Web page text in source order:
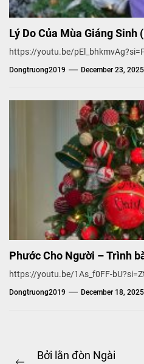
Lý Do Của Mùa Giáng Sinh
https://youtu.be/
Dongtruong2019 December 23, 2025
Phước Cho Người – Trình
https://youtu.be/1As_f0FF-
Dongtruong2019 December 18, 2025
PostBởi lằn đòn Ngài